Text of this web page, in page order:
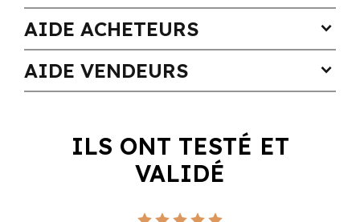
AIDE ACHETEURS expand_more
AIDE VENDEURS expand_more
ILS ONT TESTÉ ET
VALIDÉ